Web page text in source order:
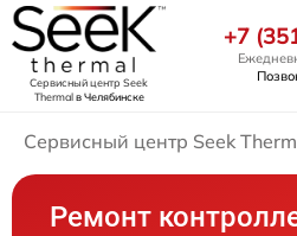
Сервисный центр Seek
Thermalв Челябинске
+7
Сервисный центр Seek
Ремонт